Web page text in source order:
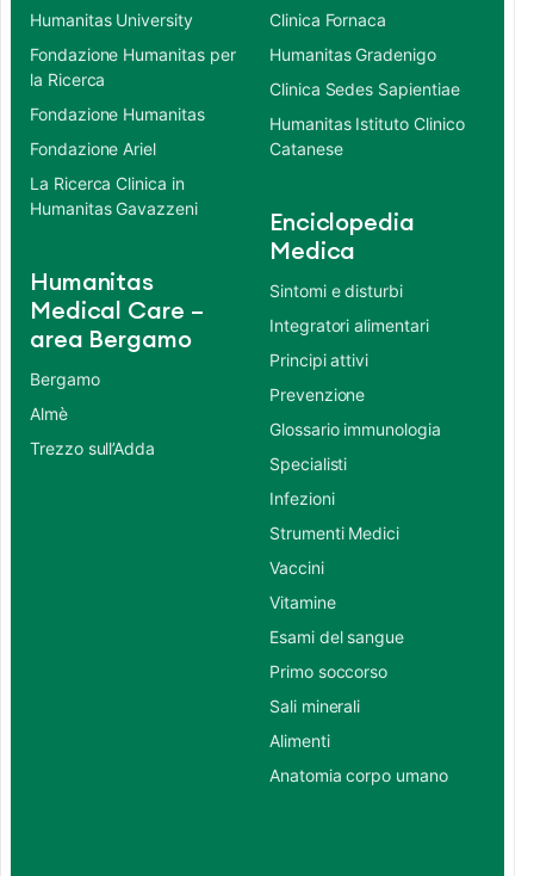
Humanitas University
Fondazione Humanitas per
la Ricerca
Fondazione Humanitas
Fondazione Ariel
La Ricerca Clinica in
Humanitas Gavazzeni
Humanitas
Medical Care –
area Bergamo
Bergamo
Almè
Trezzo sull’Adda
Clinica Fornaca
Humanitas Gradenigo
Clinica Sedes Sapientiae
Humanitas Istituto Clinico
Catanese
Enciclopedia
Medica
Sintomi e disturbi
Integratori alimentari
Principi attivi
Prevenzione
Glossario immunologia
Specialisti
Infezioni
Strumenti Medici
Vaccini
Vitamine
Esami del sangue
Primo soccorso
Sali minerali
Alimenti
Anatomia corpo umano